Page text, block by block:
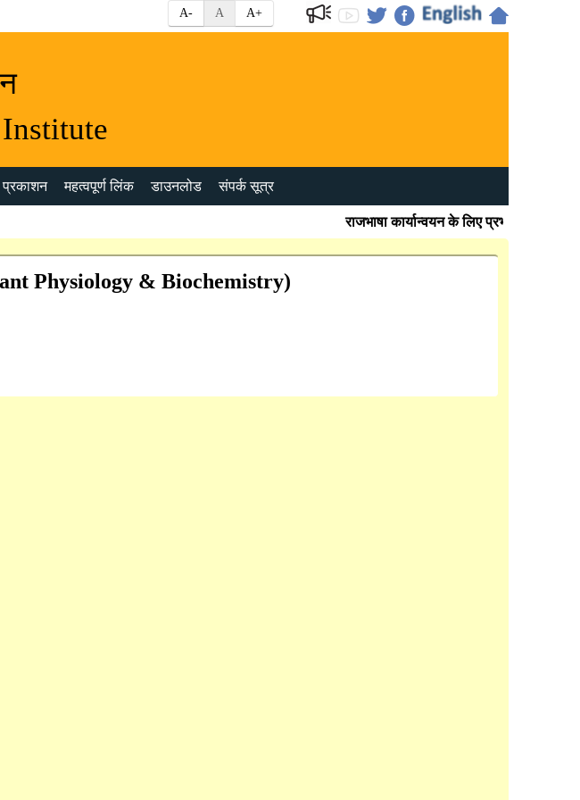
A- A A+
प्रकाशन महत्वपूर्ण लिंक डाउनलोड संपर्क सूत्र
राजभाषा कार्यान्वयन के लिए प्रभावी जांच बिंदु
Physiology & Biochemistry)